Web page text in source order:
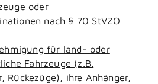
oder
nach § 70 StVZO
für land- oder
Fahrzeuge (z.B.
Rückezüge), ihre Anhänger,